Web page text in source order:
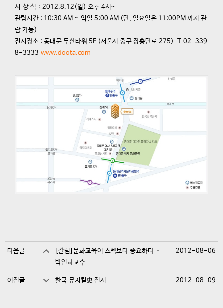
시 상 식 : 2012.8.12(일) 오후 4시~
관람시간 : 10:30 AM ~ 익일 5:00 AM (단, 일요일은 11:00PM 까지 관
람 가능)
전시장소 : 동대문 두산타워 5F (서울시 중구 장충단로 275) T.02-339
8-3333 www.doota.com
다음글
[칼럼]문화교육이 스펙보다 중요하다 –
박인하교수
2012-08-06
이전글 한국 뮤지컬史 전시 2012-08-09